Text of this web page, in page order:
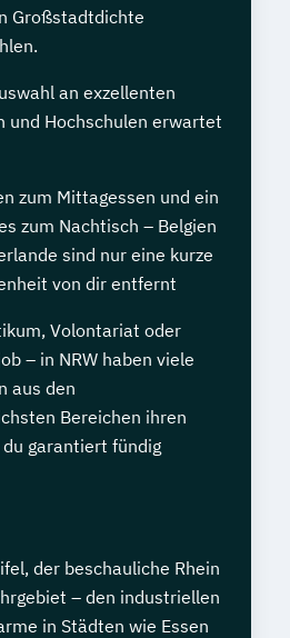
Großstadtdichte
an exzellenten
und Hochschulen erwartet
zum Mittagessen und ein
zum Nachtisch – Belgien
sind nur eine kurze
von dir entfernt
Volontariat oder
– in NRW haben viele
aus den
Bereichen ihren
garantiert fündig
der beschauliche Rhein
– den industriellen
in Städten wie Essen